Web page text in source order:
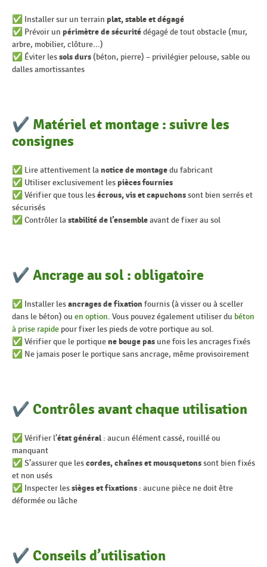
✅ Installer sur un terrain plat, stable et dégagé
✅ Prévoir un périmètre de sécuritédégagé de tout obstacle (mur,
arbre, mobilier, clôture…)
✅ Éviter lessols durs (béton, pierre) – privilégier pelouse, sable ou
dalles amortissantes
✔ Matériel et montage : suivre les
consignes
✅ Lire attentivement lanotice de montagedu fabricant
✅ Utiliser exclusivement lespièces fournies
✅ Vérifier que tous lesécrous, vis et capuchonssont bien serrés et
sécurisés
✅ Contrôler lastabilité de l’ensembleavant de fixer au sol
✔ Ancrage au sol : obligatoire
✅ Installer lesancrages de fixation fournis (à visser ou à sceller
dans le béton) ou en option. Vous pouvez également utiliser du béton
à prise rapide pour fixer les pieds de votre portique au sol.
✅ Vérifier que le portiquene bouge pas une fois les ancrages fixés
✅ Ne jamais poser le portique sans ancrage, même provisoirement
✔ Contrôles avant chaque utilisation
✅ Vérifier l’état général : aucun élément cassé, rouillé ou
manquant
✅ S’assurer que lescordes, chaînes et mousquetonssont bien fixés
et non usés
✅ Inspecter lessièges et fixations : aucune pièce ne doit être
déformée ou lâche
✔ Conseils d’utilisation